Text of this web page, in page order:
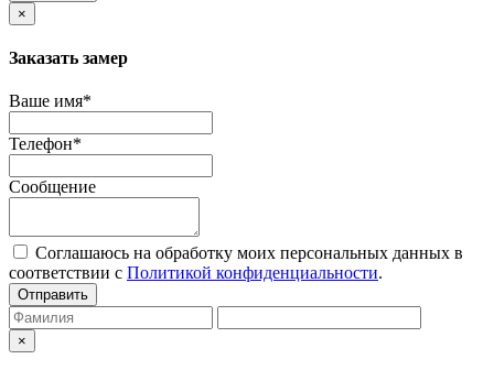
×
Заказать замер
Ваше имя*
Телефон*
Сообщение
Соглашаюсь на обработку моих персональных данных в
соответствии с Политикой конфиденциальности.
Отправить
×